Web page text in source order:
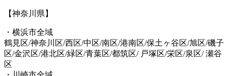
【神奈川県】
・横浜市全域
鶴見区/神奈川区/西区/中区/南区/港南区/保土ヶ谷区/旭区/磯子
区/金沢区/港北区/緑区/青葉区/都筑区/ 戸塚区/栄区/泉区/ 瀬谷
区